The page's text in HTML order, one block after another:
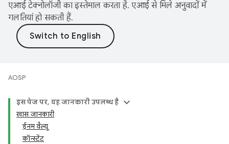
एआई टेक्नोलॉजी का इस्तेमाल करता है. एआई से मिले अनुवादों में
गलतियां हो सकती हैं.
AOSP
इस पेज पर, यह जानकारी उपलब्ध है
खास जानकारी
ईनम वैल्यू
कॉन्स्टेंट